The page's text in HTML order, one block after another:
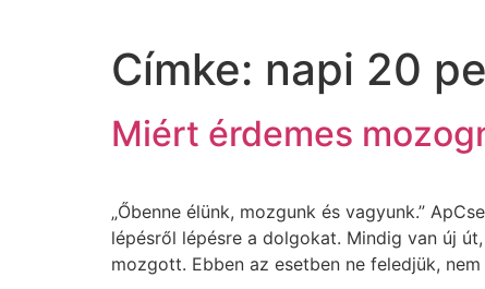
Címke: napi 20
Miért érdemes
„Őbenne élünk, mozgunk és vagyunk.”
lépésről lépésre a dolgokat. Mindig van új
mozgott. Ebben az esetben ne feledjük,